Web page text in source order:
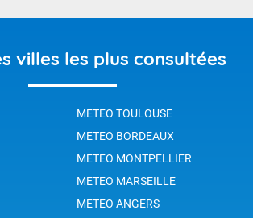
villes les plus consultées
METEO TOULOUSE
METEO BORDEAUX
METEO MONTPELLIER
METEO MARSEILLE
METEO ANGERS